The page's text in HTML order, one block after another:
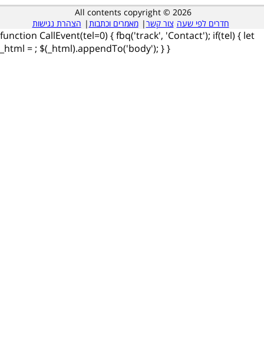
All contents copyright © 2026
חדרים לפי שעה צור קשר| מאמרים וכתבות| הצהרת נגישות
function CallEvent(tel=0) { fbq('track', 'Contact'); if(tel) { let
_html = ; $(_html).appendTo('body'); } }